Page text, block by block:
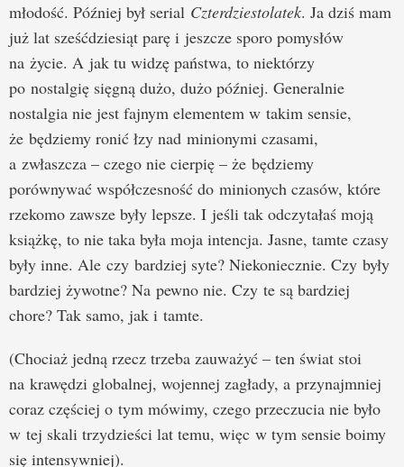
młodość. Później był serial Czterdziestolatek. Ja dziś mam
już lat sześćdziesiąt parę i jeszcze sporo pomysłów
na życie. A jak tu widzę państwa, to niektórzy
po nostalgię sięgną dużo, dużo później. Generalnie
nostalgia nie jest fajnym elementem w takim sensie,
że będziemy ronić łzy nad minionymi czasami,
a zwłaszcza – czego nie cierpię – że będziemy
porównywać współczesność do minionych czasów, które
rzekomo zawsze były lepsze. I jeśli tak odczytałaś moją
książkę, to nie taka była moja intencja. Jasne, tamte czasy
były inne. Ale czy bardziej syte? Niekoniecznie. Czy były
bardziej żywotne? Na pewno nie. Czy te są bardziej
chore? Tak samo, jak i tamte.
(Chociaż jedną rzecz trzeba zauważyć – ten świat stoi
na krawędzi globalnej, wojennej zagłady, a przynajmniej
coraz częściej o tym mówimy, czego przeczucia nie było
w tej skali trzydzieści lat temu, więc w tym sensie boimy
się intensywniej).